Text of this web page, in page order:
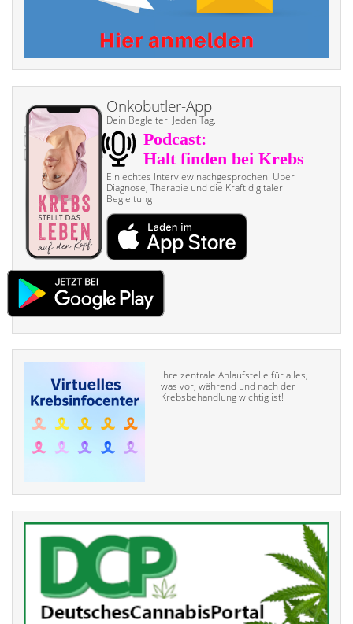
Onkobutler-App
Dein Begleiter. Jeden Tag.
Ein echtes Interview nach­gesprochen. Über
Diagnose, Therapie und die Kraft digitaler
Begleitung
Ihre zentrale Anlaufstelle für alles,
was vor, während und nach der
Krebsbehandlung wichtig ist!